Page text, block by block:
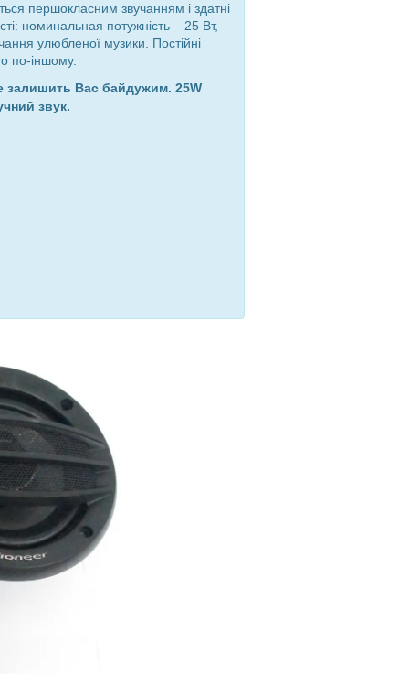
першокласним звучанням і здатні
номинальная потужність – 25 Вт,
улюбленої музики. Постійні
по-іншому.
залишить Вас байдужим. 25W
звук.